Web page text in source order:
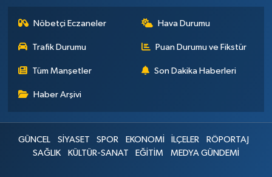
Nöbetçi Eczaneler Hava Durumu
Trafik Durumu Puan Durumu ve Fikstür
Tüm Manşetler Son Dakika Haberleri
Haber Arşivi
GÜNCEL SİYASET SPOR EKONOMİ İLÇELER
RÖPORTAJ
SAĞLIK
KÜLTÜR-SANAT EĞİTİM MEDYA GÜNDEMİ